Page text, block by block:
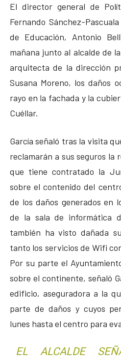
El director general de
Fernando Sánchez-
de Educación, Antonio
mañana junto al alcalde de
arquitecta de la dirección
Susana Moreno, los daños
rayo en la fachada y la
Cuéllar.
García señaló tras la visita
reclamarán a sus seguros la
que tiene contratado la
sobre el contenido del
de los daños generados en
de la sala de informática
también ha visto dañada
tanto los servicios de Wifi
Por su parte el
sobre el continente, señaló
edificio, aseguradora a la
parte de daños y cuyos
lunes hasta el centro para
EL ALCALDE